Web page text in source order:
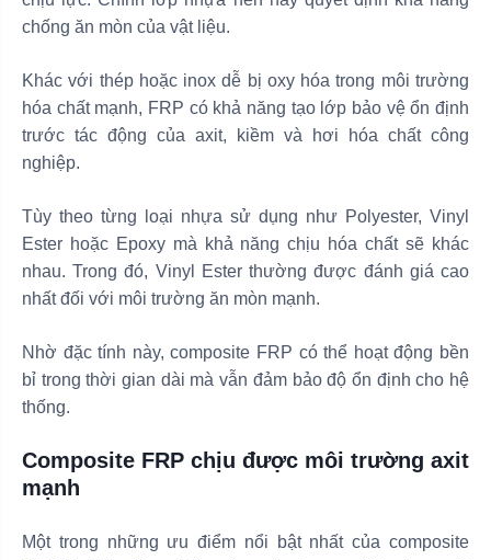
chống ăn mòn của vật liệu.
Khác với thép hoặc inox dễ bị oxy hóa trong môi trường
hóa chất mạnh, FRP có khả năng tạo lớp bảo vệ ổn định
trước tác động của axit, kiềm và hơi hóa chất công
nghiệp.
Tùy theo từng loại nhựa sử dụng như Polyester, Vinyl
Ester hoặc Epoxy mà khả năng chịu hóa chất sẽ khác
nhau. Trong đó, Vinyl Ester thường được đánh giá cao
nhất đối với môi trường ăn mòn mạnh.
Nhờ đặc tính này, composite FRP có thể hoạt động bền
bỉ trong thời gian dài mà vẫn đảm bảo độ ổn định cho hệ
thống.
Composite FRP chịu được môi trường axit
mạnh
Một trong những ưu điểm nổi bật nhất của composite